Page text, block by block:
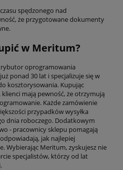
spędzonego nad
że przygotowane dokumenty
w Meritum?
oprogramowania
ponad 30 lat i specjalizuje się w
kosztorysowania. Kupując
mają pewność, że otrzymują
Każde zamówienie
przypadków wysyłka
dnia roboczego. Dodatkowym
- pracownicy sklepu pomagają
jak najlepiej
Wybierając Meritum, zyskujesz nie
specjalistów, którzy od lat